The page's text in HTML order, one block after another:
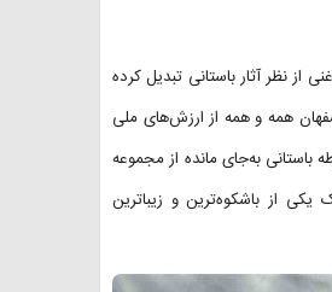
نظر آثار باستانی تبدیل کرده
همه و همه از ارزش‌های ملی
باستانی به‌جای مانده از مجموعه
از باشکوه‌ترین و زیباترین